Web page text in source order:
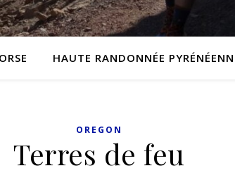
HAUTE RANDONNÉE
OREGON
Terres de feu